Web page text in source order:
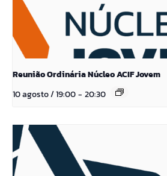
Reunião Ordinária Núcleo ACIF Jovem
10 agosto / 19:00- 20:30